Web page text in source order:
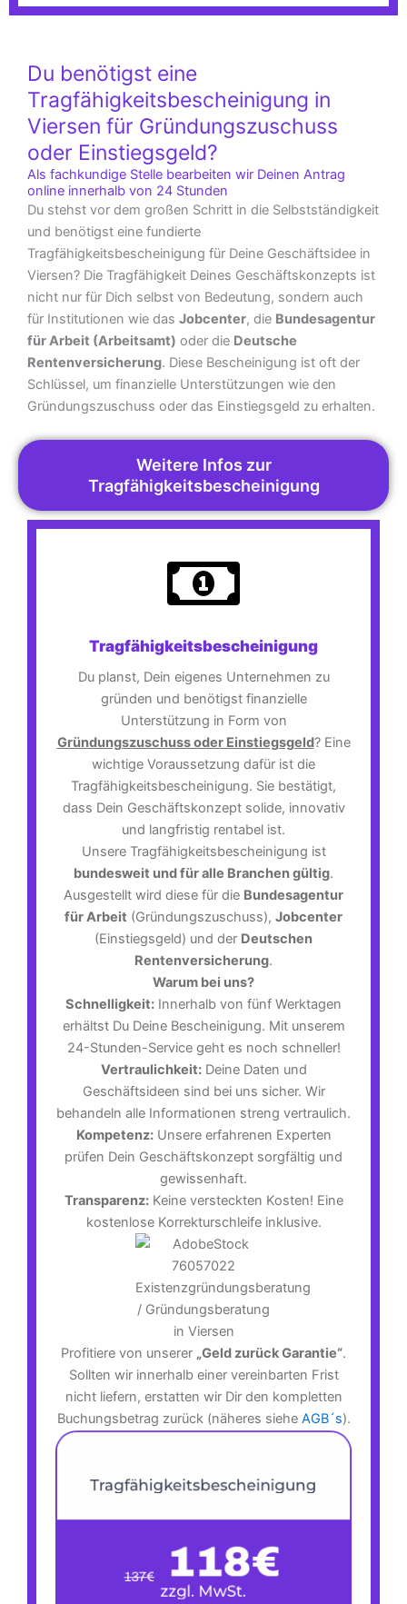
Du benötigst eine
Tragfähigkeitsbescheinigung in
Viersen für Gründungszuschuss
oder Einstiegsgeld?
Als fachkundige Stelle bearbeiten wir Deinen Antrag
online innerhalb von 24 Stunden
Du stehst vor dem großen Schritt in die Selbstständigkeit
und benötigst eine fundierte
Tragfähigkeitsbescheinigung für Deine Geschäftsidee in
Viersen? Die Tragfähigkeit Deines Geschäftskonzepts ist
nicht nur für Dich selbst von Bedeutung, sondern auch
für Institutionen wie das Jobcenter, die Bundesagentur
für Arbeit (Arbeitsamt) oder die Deutsche
Rentenversicherung. Diese Bescheinigung ist oft der
Schlüssel, um finanzielle Unterstützungen wie den
Gründungszuschuss oder das Einstiegsgeld zu erhalten.
Weitere Infos zur
Tragfähigkeitsbescheinigung
Tragfähigkeitsbescheinigung
Du planst, Dein eigenes Unternehmen zu
gründen und benötigst finanzielle
Unterstützung in Form von
Gründungszuschuss oder Einstiegsgeld? Eine
wichtige Voraussetzung dafür ist die
Tragfähigkeitsbescheinigung. Sie bestätigt,
dass Dein Geschäftskonzept solide, innovativ
und langfristig rentabel ist.
Unsere Tragfähigkeitsbescheinigung ist
bundesweit und für alle Branchen gültig.
Ausgestellt wird diese für die Bundesagentur
für Arbeit (Gründungszuschuss), Jobcenter
(Einstiegsgeld) und der Deutschen
Rentenversicherung.
Warum bei uns?
Schnelligkeit: Innerhalb von fünf Werktagen
erhältst Du Deine Bescheinigung. Mit unserem
24-Stunden-Service geht es noch schneller!
Vertraulichkeit:Deine Daten und
Geschäftsideen sind bei uns sicher. Wir
behandeln alle Informationen streng vertraulich.
Kompetenz:Unsere erfahrenen Experten
prüfen Dein Geschäftskonzept sorgfältig und
gewissenhaft.
Transparenz:Keine versteckten Kosten! Eine
kostenlose Korrekturschleife inklusive.
Profitiere von unserer „Geld zurück Garantie“.
Sollten wir innerhalb einer vereinbarten Frist
nicht liefern, erstatten wir Dir den kompletten
Buchungsbetrag zurück (näheres siehe AGB´s).